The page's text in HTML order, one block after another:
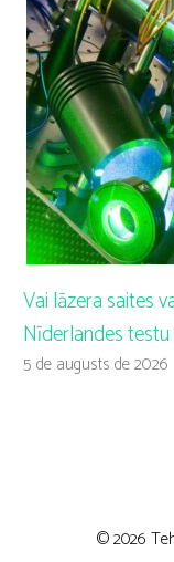
Vai lāzera saites
Nīderlandes
5 de augusts de 2026
© 2026